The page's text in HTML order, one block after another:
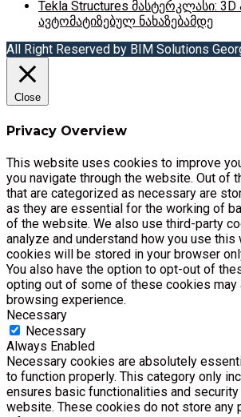
Tekla Structures მასტერკლასი:
ავტომატიზებულ ნახაზებამდე
All Right Reserved by BIM Solutions
Close
Privacy Overview
This website uses cookies to improve
you navigate through the website. Out of
that are categorized as necessary are
as they are essential for the working of
of the website. We also use third-party
analyze and understand how you use
cookies will be stored in your browser
You also have the option to opt-out of
opting out of some of these cookies may
browsing experience.
Necessary
Necessary
Always Enabled
Necessary cookies are absolutely
to function properly. This category only
ensures basic functionalities and
website. These cookies do not store any